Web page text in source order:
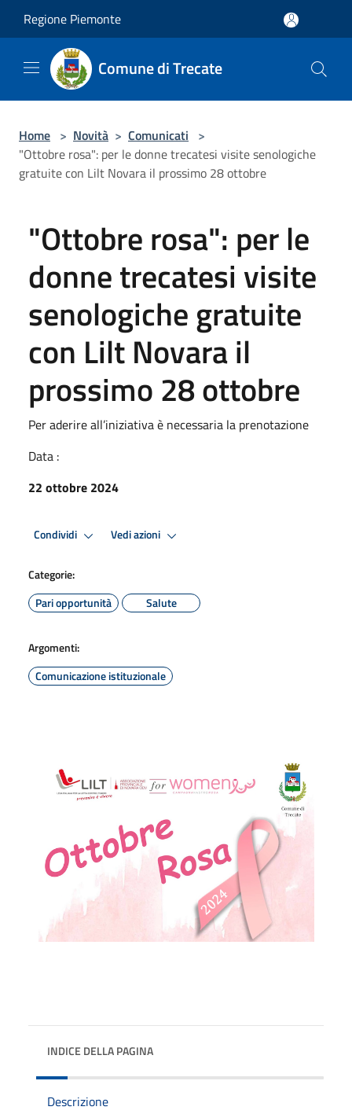
Regione Piemonte
Comune di Trecate
Home > Novità > Comunicati >
"Ottobre rosa": per le donne trecatesi visite senologiche
gratuite con Lilt Novara il prossimo 28 ottobre
"Ottobre rosa": per le
donne trecatesi visite
senologiche gratuite
con Lilt Novara il
prossimo 28 ottobre
Per aderire all’iniziativa è necessaria la prenotazione
Data :
22 ottobre 2024
Condividi Vedi azioni
Categorie:
Pari opportunità
Salute
Argomenti:
Comunicazione istituzionale
INDICE DELLA PAGINA
Descrizione